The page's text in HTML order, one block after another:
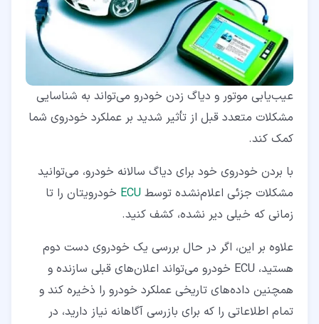
عیب‌یابی موتور و دیاگ زدن خودرو می‌تواند به شناسایی
مشکلات متعدد قبل از تأثیر شدید بر عملکرد خودروی شما
کمک کند.
با بردن خودروی خود برای دیاگ سالانه خودرو، می‌توانید
مشکلات جزئی اعلام‌نشده توسط ECU خودرویتان را تا
زمانی که خیلی دیر نشده، کشف کنید.
علاوه بر این، اگر در حال بررسی یک خودروی دست دوم
هستید، ECU خودرو می‌تواند اعلان‌های قبلی سازنده و
همچنین داده‌های تاریخی عملکرد خودرو را ذخیره کند و
تمام اطلاعاتی را که برای بازرسی آگاهانه نیاز دارید، در